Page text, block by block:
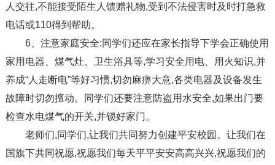
人交往,不能接受陌生人馈赠礼物,受到不法侵害时及时打急救
电话或110得到帮助。
6、注意家庭安全:同学们还应在家长指导下学会正确使用
家用电器、煤气灶、卫生浴具等,学习安全用电、用火知识,并
养成“人走断电”等好习惯,切勿麻痹大意,各类电器及设备发生
故障时切勿擅动。同学们还要注意防盗用水安全,如果出门要
检查水电煤气的开关,并锁好家门。
老师们,同学们,让我们共同努力创建平安校园。让我们在
国旗下共同祝愿,祝愿我们每天平平安安高高兴兴,祝愿我们的